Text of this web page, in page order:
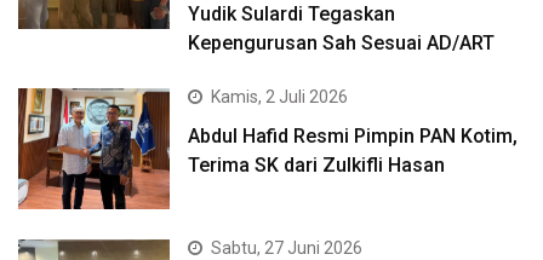
Yudik Sulardi Tegaskan
Kepengurusan Sah Sesuai AD/ART
Kamis, 2 Juli 2026
Abdul Hafid Resmi Pimpin PAN Kotim,
Terima SK dari Zulkifli Hasan
Sabtu, 27 Juni 2026